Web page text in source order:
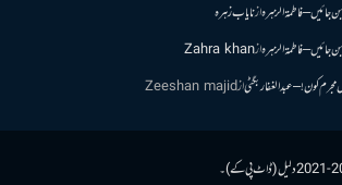
– فاطمۃالزہرہازنایاب زہرہ
– فاطمۃالزہرہازZahra khan
کون! – عبدالغفار بگٹیازZeeshan majid